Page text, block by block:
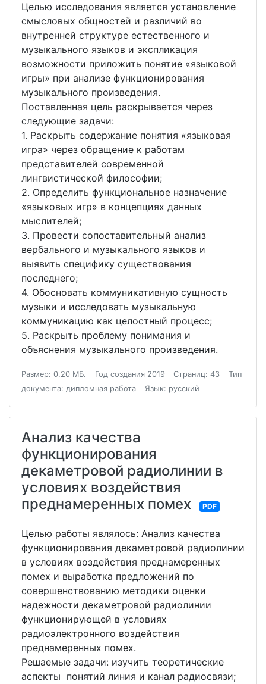
Целью исследования является установление
смысловых общностей и различий во
внутренней структуре естественного и
музыкального языков и экспликация
возможности приложить понятие «языковой
игры» при анализе функционирования
музыкального произведения.
Поставленная цель раскрывается через
следующие задачи:
1. Раскрыть содержание понятия «языковая
игра» через обращение к работам
представителей современной
лингвистической философии;
2. Определить функциональное назначение
«языковых игр» в концепциях данных
мыслителей;
3. Провести сопоставительный анализ
вербального и музыкального языков и
выявить специфику существования
последнего;
4. Обосновать коммуникативную сущность
музыки и исследовать музыкальную
коммуникацию как целостный процесс;
5. Раскрыть проблему понимания и
объяснения музыкального произведения.
Размер: 0.20 МБ. Год создания 2019 Страниц: 43
Тип
документа: дипломная работа
Язык: русский
Анализ качества
функционирования
декаметровой радиолинии в
условиях воздействия
преднамеренных помех
PDF
Целью работы являлось: Анализ качества
функционирования декаметровой радиолинии
в условиях воздействия преднамеренных
помех и выработка предложений по
совершенствованию методики оценки
надежности декаметровой радиолинии
функционирующей в условиях
радиоэлектронного воздействия
преднамеренных помех.
Решаемые задачи: изучить теоретические
аспекты понятий линия и канал радиосвязи;